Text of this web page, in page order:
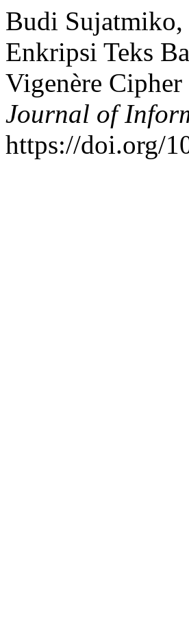
Budi Sujatmiko,
Enkripsi Teks
Vigenère
Journal of
https://doi.org/